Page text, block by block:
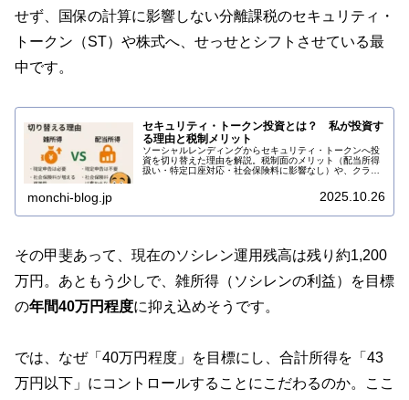
せず、国保の計算に影響しない分離課税のセキュリティ・
トークン（ST）や株式へ、せっせとシフトさせている最
中です。
セキュリティ・トークン投資とは？ 私が投資す
る理由と税制メリット
ソーシャルレンディングからセキュリティ・トークンへ投
資を切り替えた理由を解説。税制面のメリット（配当所得
扱い・特定口座対応・社会保険料に影響なし）や、クラウ
monchi-blog.jp 2025.10.26
その甲斐あって、現在のソシレン運用残高は残り約1,200
万円。あともう少しで、雑所得（ソシレンの利益）を目標
の年間40万円程度に抑え込めそうです。
では、なぜ「40万円程度」を目標にし、合計所得を「43
万円以下」にコントロールすることにこだわるのか。ここ